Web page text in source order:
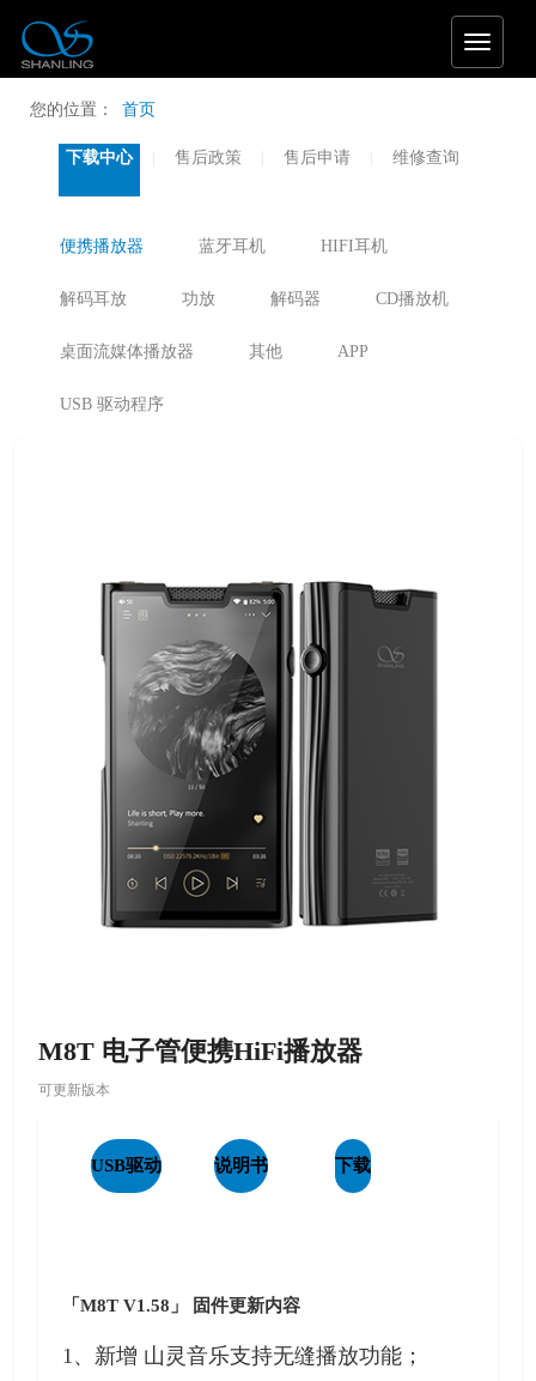
T
o
您的位置： 首页
下载中心 售后政策 售后申请 维修查询
便携播放器 蓝牙耳机 HIFI耳机
解码耳放 功放 解码器 CD播放机
桌面流媒体播放器 其他 APP
USB 驱动程序
M8T 电子管便携HiFi播放器
可更新版本
USB驱动 说明书 下载
「M8T V1.58」 固件更新内容
1、新增 山灵音乐支持无缝播放功能；